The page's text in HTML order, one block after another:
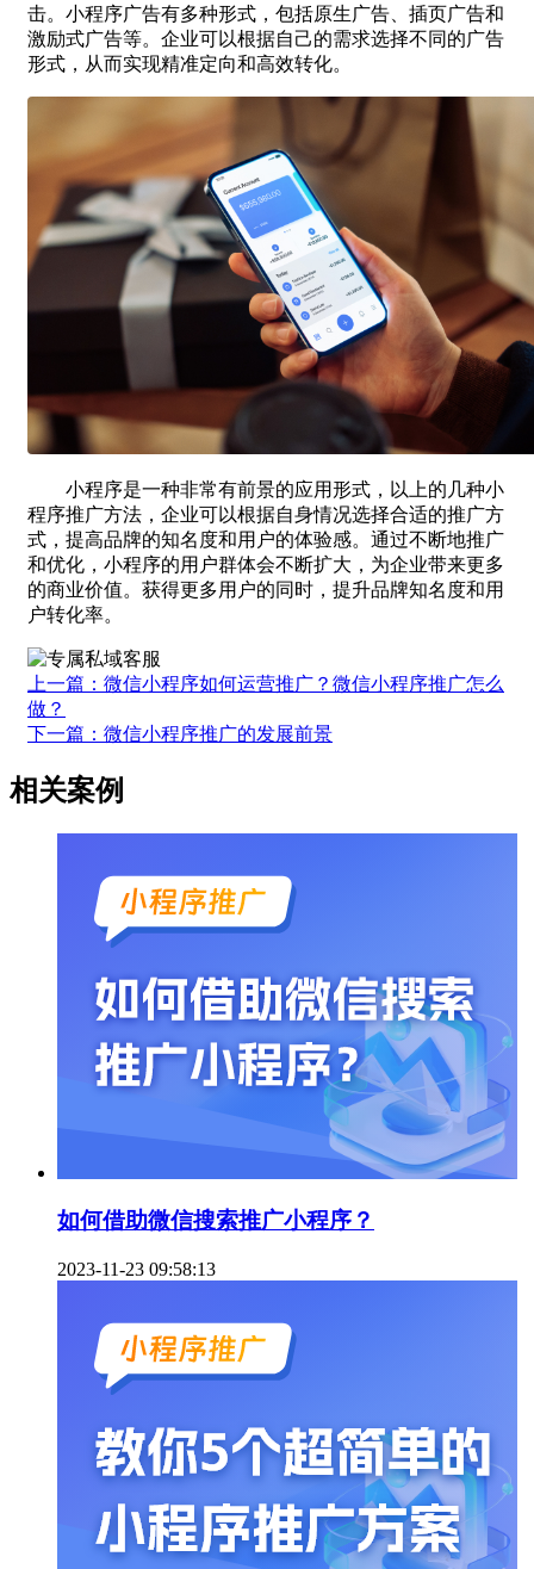
击。小程序广告有多种形式，包括原生广告、插页广告和
激励式广告等。企业可以根据自己的需求选择不同的广告
形式，从而实现精准定向和高效转化。
小程序是一种非常有前景的应用形式，以上的几种小
程序推广方法，企业可以根据自身情况选择合适的推广方
式，提高品牌的知名度和用户的体验感。通过不断地推广
和优化，小程序的用户群体会不断扩大，为企业带来更多
的商业价值。获得更多用户的同时，提升品牌知名度和用
户转化率。
上一篇：微信小程序如何运营推广？微信小程序推广怎么
做？
下一篇：微信小程序推广的发展前景
相关案例
如何借助微信搜索推广小程序？
2023-11-23 09:58:13